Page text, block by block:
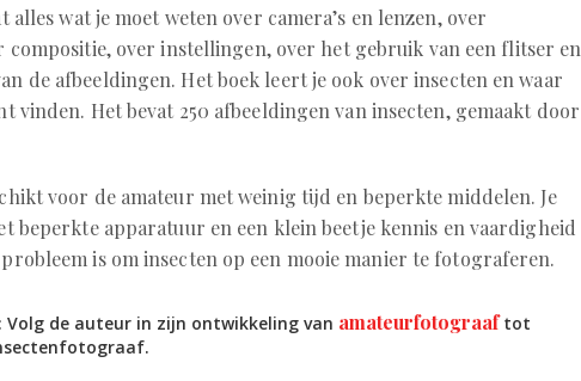
alles wat je moet weten over camera’s en lenzen, over
compositie, over instellingen, over het gebruik van een flitser en
de afbeeldingen. Het boek leert je ook over insecten en waar
vinden. Het bevat 250 afbeeldingen van insecten, gemaakt door
voor de amateur met weinig tijd en beperkte middelen. Je
beperkte apparatuur en een klein beetje kennis en vaardigheid
is om insecten op een mooie manier te fotograferen.
Volg de auteur in zijn ontwikkeling van amateurfotograaftot